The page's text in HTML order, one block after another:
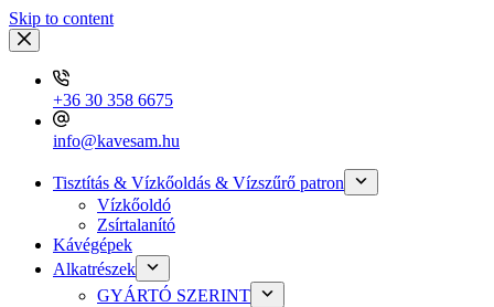
Skip to content
+36 30 358 6675
info@kavesam.hu
Tisztítás & Vízkőoldás & Vízszűrő patron
Vízkőoldó
Zsírtalanító
Kávégépek
Alkatrészek
GYÁRTÓ SZERINT